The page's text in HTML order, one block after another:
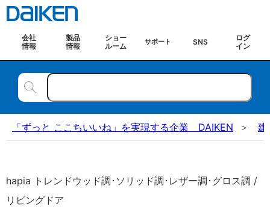
会社
情報
製品
情報
ショー
ルーム
サポート SNS
ログ
イン
「ずっと ここちいいね」を実現する企業 DAIKEN 建
hapia トレンドウッド調･ソリッド調･レザー調･グロス調 /
リビングドア